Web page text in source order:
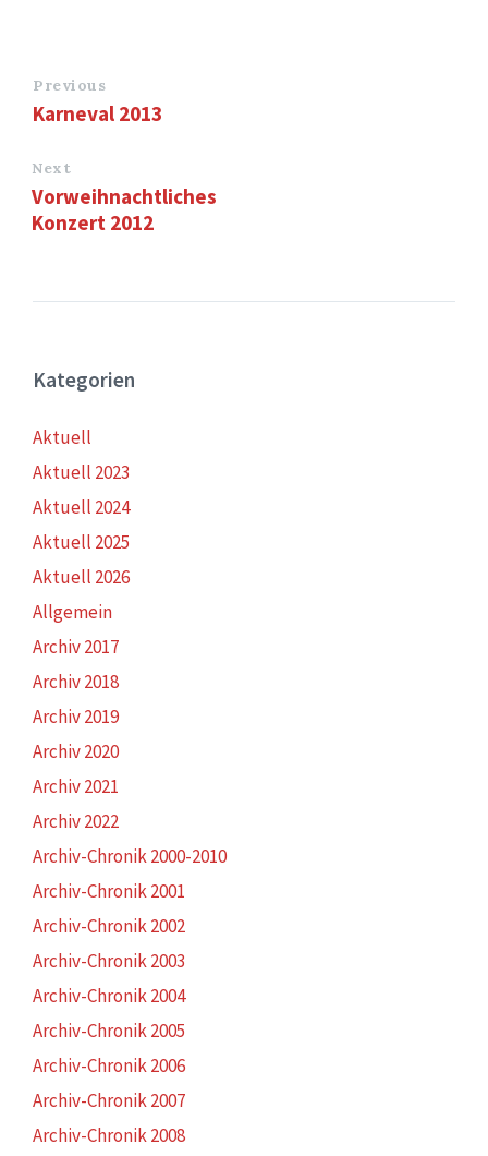
Previous
Karneval 2013
Next
Vorweihnachtliches
Konzert 2012
Kategorien
Aktuell
Aktuell 2023
Aktuell 2024
Aktuell 2025
Aktuell 2026
Allgemein
Archiv 2017
Archiv 2018
Archiv 2019
Archiv 2020
Archiv 2021
Archiv 2022
Archiv-Chronik 2000-2010
Archiv-Chronik 2001
Archiv-Chronik 2002
Archiv-Chronik 2003
Archiv-Chronik 2004
Archiv-Chronik 2005
Archiv-Chronik 2006
Archiv-Chronik 2007
Archiv-Chronik 2008